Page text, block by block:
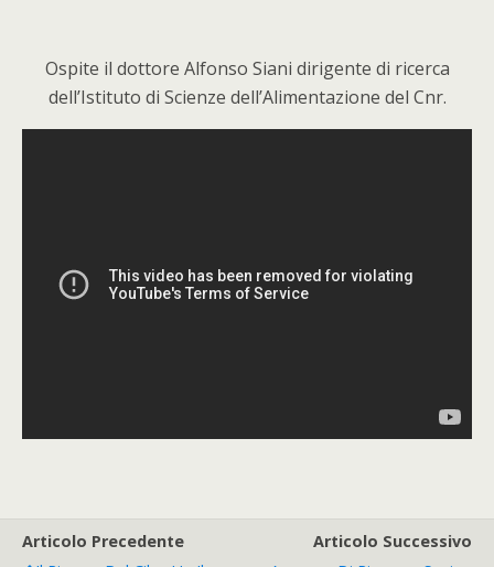
Ospite il dottore Alfonso Siani dirigente di ricerca
dell’Istituto di Scienze dell’Alimentazione del Cnr.
Articolo Precedente
Articolo Successivo